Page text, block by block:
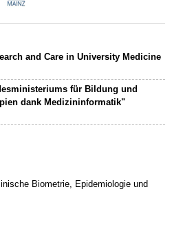
and Care in University Medicine
für Bildung und
dank Medizininformatik"
Biometrie, Epidemiologie und